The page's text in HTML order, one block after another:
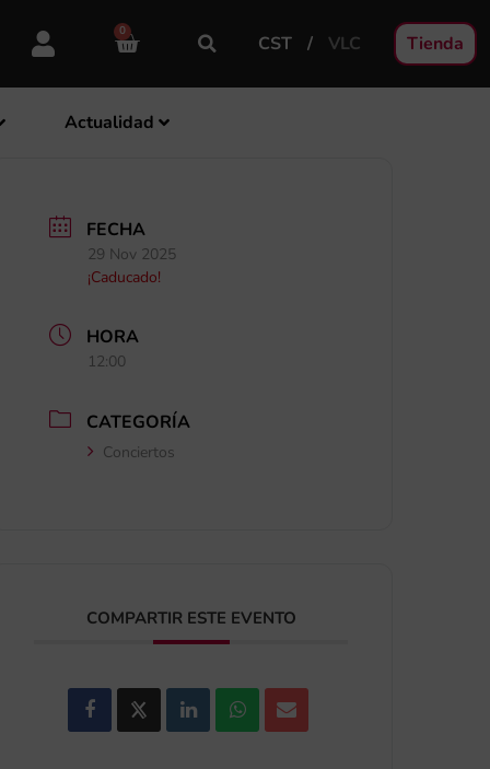
0
CST VLC Tienda
Actualidad
FECHA
29 Nov 2025
¡Caducado!
HORA
12:00
CATEGORÍA
Conciertos
COMPARTIR ESTE EVENTO